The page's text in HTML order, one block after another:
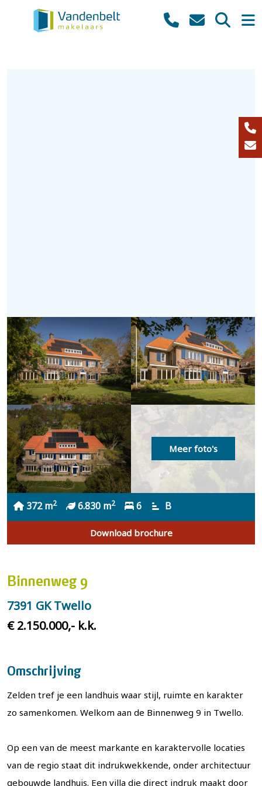
Meer foto's
372 m2 6.830 m2 6 B
Download brochure
Binnenweg 9
7391 GK Twello
€ 2.150.000,- k.k.
Omschrijving
Zelden tref je een landhuis waar stijl, ruimte en karakter
zo samenkomen. Welkom aan de Binnenweg 9 in Twello.
Op een van de meest markante en karaktervolle locaties
van de regio staat dit indrukwekkende, onder architectuur
gebouwde landhuis. Een villa die direct indruk maakt door